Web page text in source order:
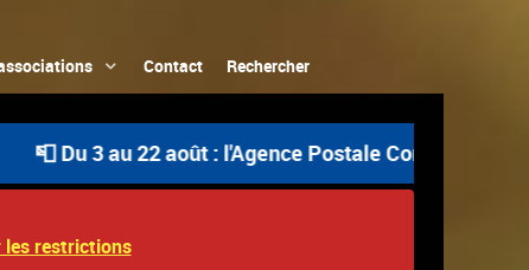
Contact Rechercher
3 au 22 août : l'Agence Postale Communale est
les restrictions